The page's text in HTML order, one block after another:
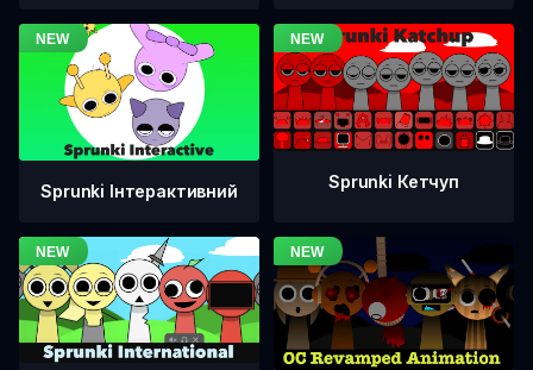
Sprunki Інтерактивний Sprunki Кетчуп